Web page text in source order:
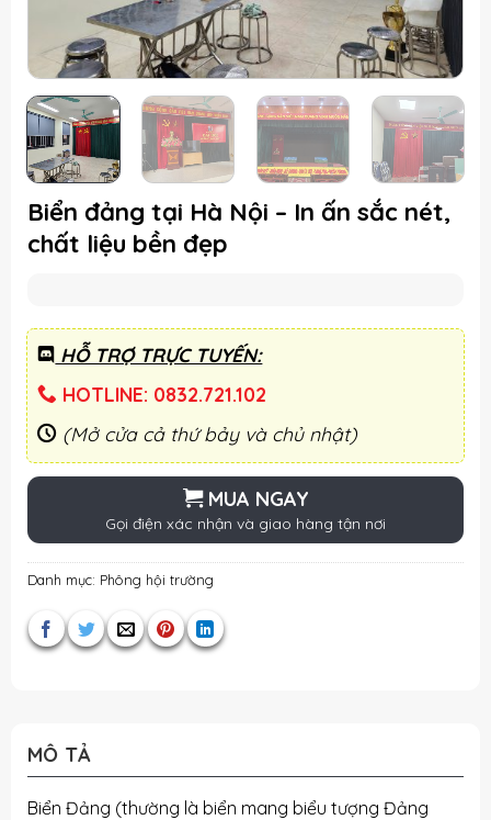
Biển đảng tại Hà Nội – In ấn sắc nét,
chất liệu bền đẹp
HỖ TRỢ TRỰC TUYẾN:
HOTLINE: 0832.721.102
(Mở cửa cả thứ bảy và chủ nhật)
MUA NGAY
Gọi điện xác nhận và giao hàng tận nơi
Danh mục: Phông hội trường
MÔ TẢ
Biển Đảng (thường là biển mang biểu tượng Đảng